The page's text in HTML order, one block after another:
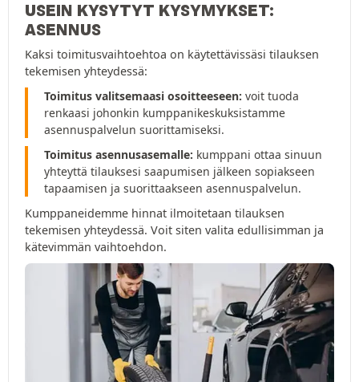
USEIN KYSYTYT KYSYMYKSET:
ASENNUS
Kaksi toimitusvaihtoehtoa on käytettävissäsi tilauksen
tekemisen yhteydessä:
Toimitus valitsemaasi osoitteeseen: voit tuoda
renkaasi johonkin kumppanikeskuksistamme
asennuspalvelun suorittamiseksi.
Toimitus asennusasemalle: kumppani ottaa sinuun
yhteyttä tilauksesi saapumisen jälkeen sopiakseen
tapaamisen ja suorittaakseen asennuspalvelun.
Kumppaneidemme hinnat ilmoitetaan tilauksen
tekemisen yhteydessä. Voit siten valita edullisimman ja
kätevimmän vaihtoehdon.